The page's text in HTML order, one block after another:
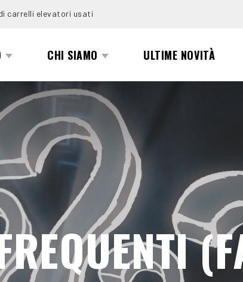
carrelli elevatori usati
CHI SIAMO ULTIME NOVITÀ